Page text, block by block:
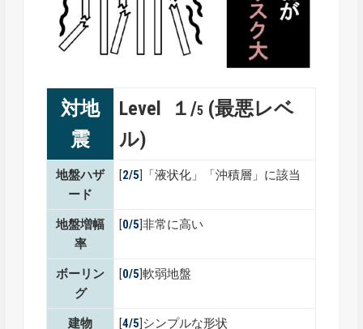
対地
震
Level １/5 (最悪レベ
ル)
地盤ハザ
ード
[2/5]「液状化」「沖積層」に該当
地盤増幅
率
[0/5]非常に高い
ボーリン
グ
[0/5]軟弱地盤
建物 [4/5]シンプルな形状